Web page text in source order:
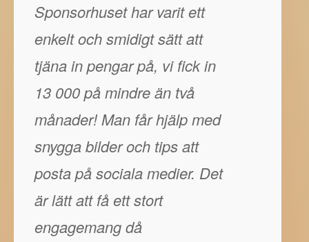
Sponsorhuset har varit ett
enkelt och smidigt sätt att
tjäna in pengar på, vi fick in
13 000 på mindre än två
månader! Man får hjälp med
snygga bilder och tips att
posta på sociala medier. Det
är lätt att få ett stort
engagemang då